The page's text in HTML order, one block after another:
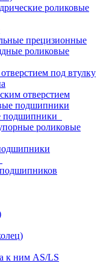
роликовые
прецизионные
роликовые
под втулку
отверстием
подшипники
подшипники
роликовые
к ним AS/LS